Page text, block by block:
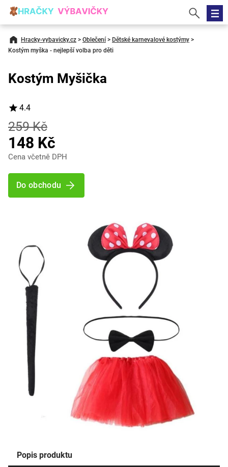
Hracky-vybavicky.cz > Oblečení > Dětské karnevalové kostýmy >
Kostým myška - nejlepší volba pro děti
Popis produktu
Kostým Myšička
4.4
259 Kč
148 Kč
Cena včetně DPH
Do obchodu